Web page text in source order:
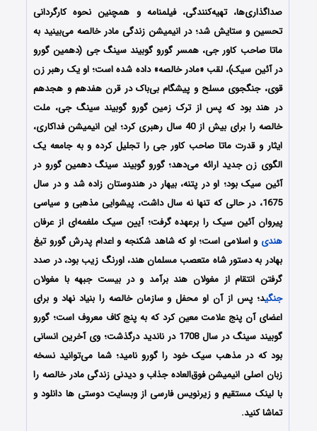
صداگذاری‌ها، تهیه‌کنندگی، فیلمنامه و همچنین نحوه کارگردانی
تحسین و ستایش شد؛ در انیمیشن زندگی مادر خالصه می‌بینید به
ماتا صاحب کاور جی، همسر گورو گوبیند سینگ جی (دهمین گورو
در آئین سیک)، لقب «مادر خالصه» داده شده است؛ او یک رهبر زن
قوی، جنگجوی مسلح و پیشگام بی‌باک در قرن هفدهم و هجدهم
در هند بود که پس از ترک زمین گورو گوبیند سینگ جی، ملت
خالصه را ​​برای بیش از 40 سال رهبری کرد؛ این انیمیشن فداکاری،
ایثار و قدرت ماتا صاحب کاور جی را تجلیل کرده و به جامعه یک
الگوی زن جدید ارائه می‌دهد؛ گورو گوبیند سینگ دهمین گورو در
آئین سیک بود؛ او در پتنه، بیهار در هندوستان زاده شد و در سال
1675، در حالی که تنها نه سال داشت، پیشوایی مذهبی و سیاسی
پیروان آئین سیک را برعهده گرفت؛ آیین سیک ملغمه‌ای از عرفان
هندی و اسلامی است؛ او که شاهد شکنجه و اعدام پدرش گورو تیغ
بهادر به دستور شاه متعصب مسلمان هند، اورنگ زیب بود، در صدد
گرفتن انتقام از مغولان هند برآمد و در بیست جبهه با مغولان
جنگید؛ پس از آن او محفل و سازمان خالصه را بنیاد نهاد و برای
اعضای آن پنج علامت معین کرد که به پنج کاف معروف است؛ گورو
گوبیند سینگ در سال 1708 در ناندید درگذشت؛ وی آخرین انسانی
بود که در مذهب سیک خود را گورو نامید؛ شما می‌توانید نسخه
زبان اصلی انیمیشن فوق‌العاده جذاب و دیدنی زندگی مادر خالصه را
با لینک مستقیم و زیرنویس فارسی از وبسایت دوستی ها دانلود و
تماشا کنید.